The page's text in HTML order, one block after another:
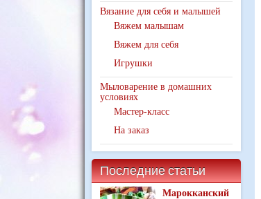
Вязание для себя и малышей
Вяжем малышам
Вяжем для себя
Игрушки
Мыловарение в домашних
условиях
Мастер-класс
На заказ
Последние статьи
Марокканский